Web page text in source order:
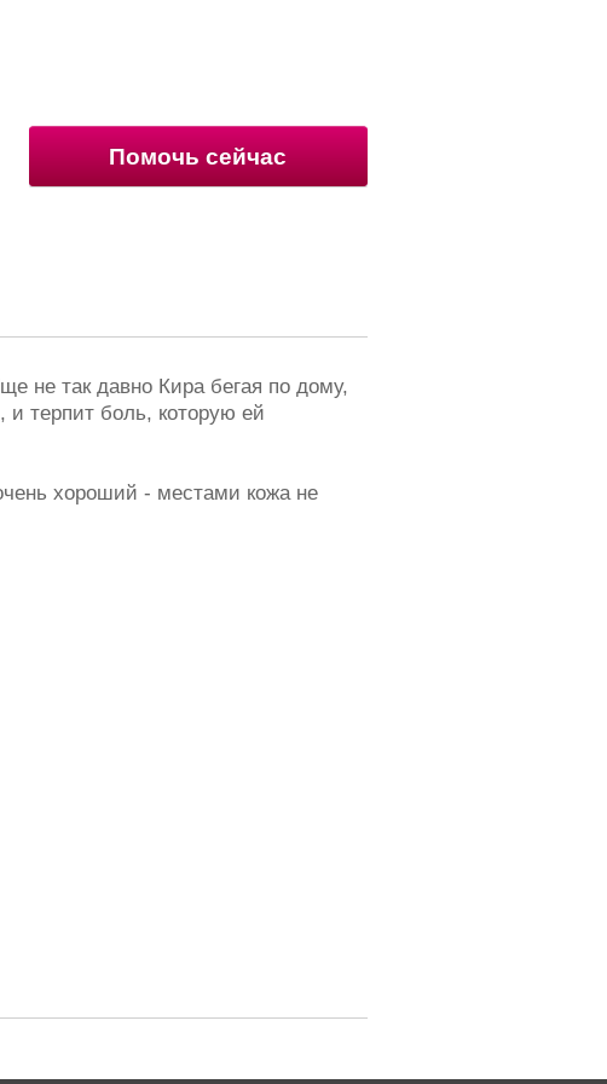
Помочь сейчас
не так давно Кира бегая по дому,
и терпит боль, которую ей
хороший - местами кожа не